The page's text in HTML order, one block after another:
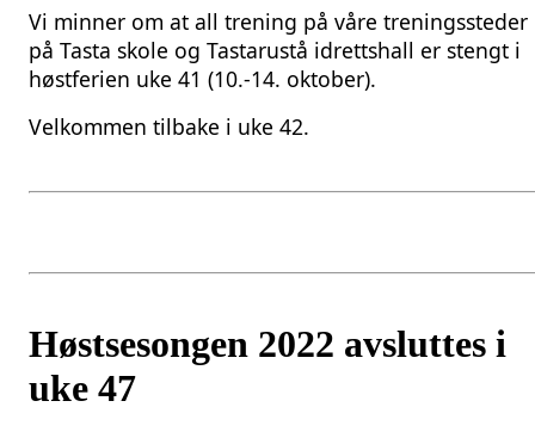
Vi minner om at all trening på våre treningssteder
på Tasta skole og Tastarustå idrettshall er stengt i
høstferien uke 41 (10.-14. oktober).
Velkommen tilbake i uke 42.
Høstsesongen 2022 avsluttes i
uke 47